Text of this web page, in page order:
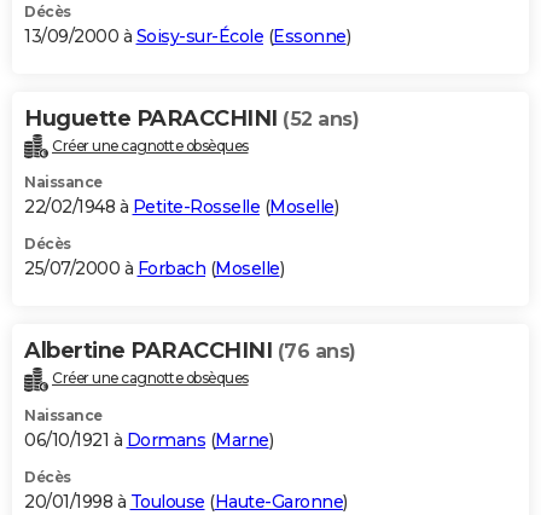
Décès
13/09/2000 à Soisy-sur-École (Essonne)
Huguette PARACCHINI (52 ans)
Créer une cagnotte obsèques
Naissance
22/02/1948 à Petite-Rosselle (Moselle)
Décès
25/07/2000 à Forbach (Moselle)
Albertine PARACCHINI (76 ans)
Créer une cagnotte obsèques
Naissance
06/10/1921 à Dormans (Marne)
Décès
20/01/1998 à Toulouse (Haute-Garonne)